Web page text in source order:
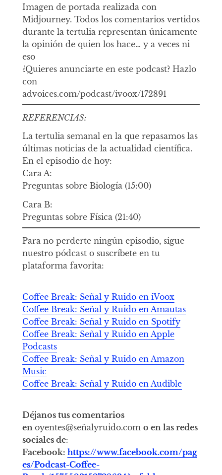
Imagen de portada realizada con
Midjourney. Todos los comentarios vertidos
durante la tertulia representan únicamente
la opinión de quien los hace… y a veces ni
eso
¿Quieres anunciarte en este podcast? Hazlo
con
advoices.com/podcast/ivoox/172891
REFERENCIAS:
La tertulia semanal en la que repasamos las
últimas noticias de la actualidad científica.
En el episodio de hoy:
Cara A:
Preguntas sobre Biología (15:00)
Cara B:
Preguntas sobre Física (21:40)
Para no perderte ningún episodio, sigue
nuestro pódcast o suscríbete en tu
plataforma favorita:
Coffee Break: Señal y Ruido en iVoox
Coffee Break: Señal y Ruido en Amautas
Coffee Break: Señal y Ruido en Spotify
Coffee Break: Señal y Ruido en Apple
Podcasts
Coffee Break: Señal y Ruido en Amazon
Music
Coffee Break: Señal y Ruido en Audible
Déjanos tus comentarios
en oyentes@señalyruido.com o en las redes
sociales de:
Facebook: https://www.facebook.com/pag
es/Podcast-Coffee-